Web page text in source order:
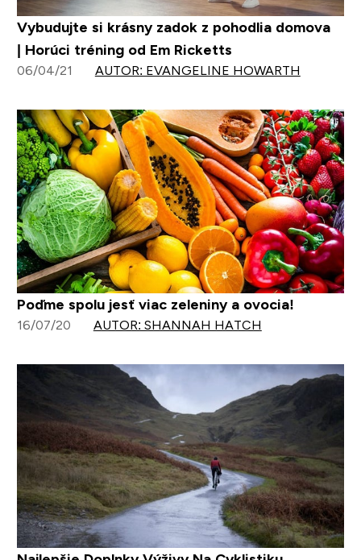
Vybudujte si krásny zadok z pohodlia domova
| Horúci tréning od Em Ricketts
06/04/21 AUTOR: EVANGELINE HOWARTH
Poďme spolu jesť viac zeleniny a ovocia!
16/07/20 AUTOR: SHANNAH HATCH